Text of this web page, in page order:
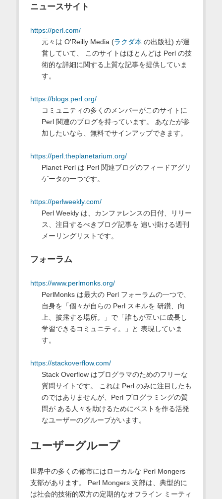
ニュースサイト
https://perl.com/
元々は O'Reilly Media (ラクダ本 の出版社) が運
営していて、 このサイトはほとんどは Perl の技
術的な詳細に関する上質な記事を提供していま
す。
https://blogs.perl.org/
コミュニティの多くのメンバーがこのサイトに
Perl 関連のブログを持っています。 あなたが参
加したいなら、無料でサインアップできます。
https://perl.theplanetarium.org/
Planet Perl は Perl 関連ブログのフィードアグリ
ゲータの一つです。
https://perlweekly.com/
Perl Weekly は、カンファレンスの日付、リリー
ス、注目するべきブログ記事を 追い掛ける週刊
メーリングリストです。
フォーラム
https://www.perlmonks.org/
PerlMonks は最大の Perl フォーラムの一つで、
自身を「個々が自らの Perl スキルを 研鑽、向
上、披露する場所。」で「誰もが互いに成長し
学習できるコミュニティ。」と 表現していま
す。
https://stackoverflow.com/
Stack Overflow はプログラマのためのフリーな
質問サイトです。 これは Perl のみに注目したも
のではありませんが、Perl プログラミングの質
問が ある人々を助けるためにベストを作る活発
なユーザーのグループがいます。
ユーザーグループ
世界中の多くの都市にはローカルな Perl Mongers
支部があります。 Perl Mongers 支部は、典型的に
は社会的技術的双方の定期的なオフライン ミーティ